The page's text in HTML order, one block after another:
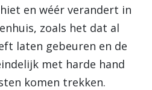
en wéér verandert in
zoals het dat al
laten gebeuren en de
met harde hand
komen trekken.